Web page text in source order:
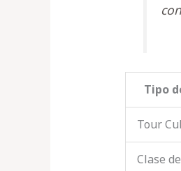
Tipo
Tour
Clase